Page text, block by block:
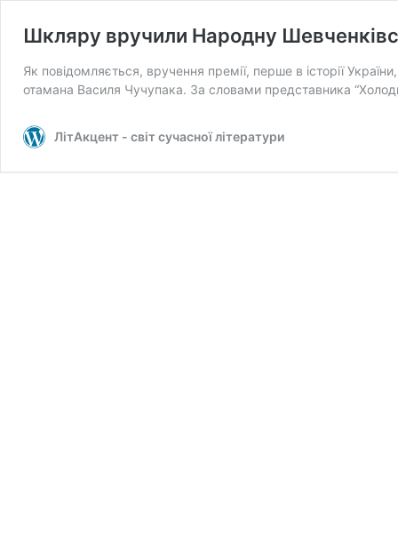
Шкляру вручили Народну
Як повідомляється, вручення премії, перше в історії
отамана Василя Чучупака. За словами представника
ЛітАкцент - світ сучасної літератури